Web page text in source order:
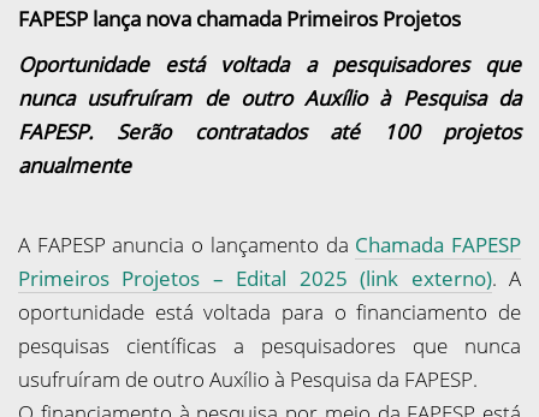
FAPESP lança nova chamada Primeiros Projetos
Oportunidade está voltada a pesquisadores que
nunca usufruíram de outro Auxílio à Pesquisa da
FAPESP. Serão contratados até 100 projetos
anualmente
A FAPESP anuncia o lançamento da Chamada FAPESP
Primeiros Projetos – Edital 2025 (link externo). A
oportunidade está voltada para o financiamento de
pesquisas científicas a pesquisadores que nunca
usufruíram de outro Auxílio à Pesquisa da FAPESP.